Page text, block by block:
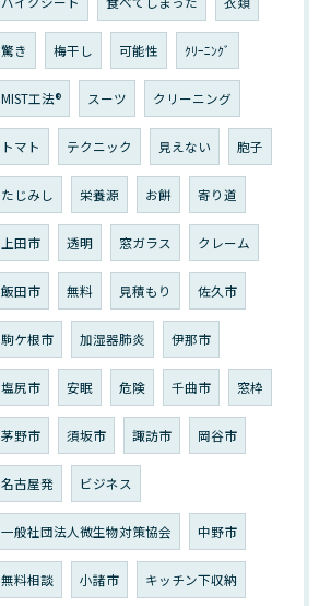
驚き 梅干し 可能性 ｸﾘｰﾆﾝｸﾞ
MIST工法® スーツ クリーニング
トマト テクニック 見えない 胞子
たじみし 栄養源 お餅 寄り道
上田市 透明 窓ガラス クレーム
飯田市 無料 見積もり 佐久市
駒ケ根市 加湿器肺炎 伊那市
塩尻市 安眠 危険 千曲市 窓枠
茅野市 須坂市 諏訪市 岡谷市
名古屋発 ビジネス
一般社団法人微生物対策協会 中野市
無料相談 小諸市 キッチン下収納